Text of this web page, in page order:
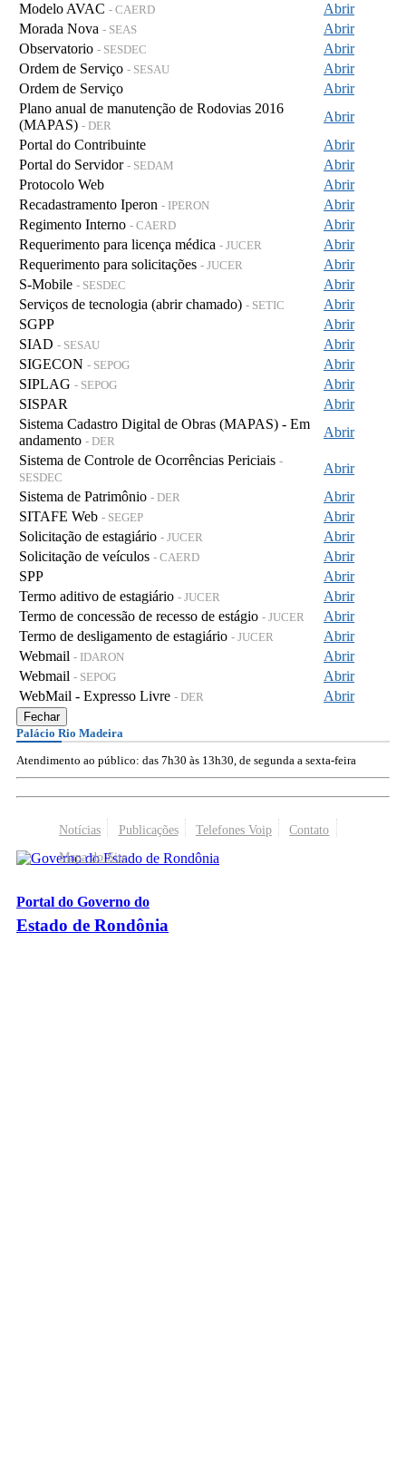
Modelo AVAC - CAERD
Abrir
Morada Nova - SEAS
Abrir
Observatorio - SESDEC
Abrir
Ordem de Serviço - SESAU
Abrir
Ordem de Serviço
Abrir
Plano anual de manutenção de Rodovias 2016
(MAPAS) - DER
Abrir
Portal do Contribuinte
Abrir
Portal do Servidor - SEDAM
Abrir
Protocolo Web
Abrir
Recadastramento Iperon - IPERON
Abrir
Regimento Interno - CAERD
Abrir
Requerimento para licença médica - JUCER
Abrir
Requerimento para solicitações - JUCER
Abrir
S-Mobile - SESDEC
Abrir
Serviços de tecnologia (abrir chamado) - SETIC
Abrir
SGPP
Abrir
SIAD - SESAU
Abrir
SIGECON - SEPOG
Abrir
SIPLAG - SEPOG
Abrir
SISPAR
Abrir
Sistema Cadastro Digital de Obras (MAPAS) - Em
andamento - DER
Abrir
Sistema de Controle de Ocorrências Periciais -
SESDEC
Abrir
Sistema de Patrimônio - DER
Abrir
SITAFE Web - SEGEP
Abrir
Solicitação de estagiário - JUCER
Abrir
Solicitação de veículos - CAERD
Abrir
SPP
Abrir
Termo aditivo de estagiário - JUCER
Abrir
Termo de concessão de recesso de estágio - JUCER
Abrir
Termo de desligamento de estagiário - JUCER
Abrir
Webmail - IDARON
Abrir
Webmail - SEPOG
Abrir
WebMail - Expresso Livre - DER Abrir
Fechar
Palácio Rio Madeira
Atendimento ao público: das 7h30 às 13h30, de segunda a sexta-feira
Notícias Publicações Telefones Voip
Contato
Mapa do Site
Portal do Governo do
Estado de Rondônia